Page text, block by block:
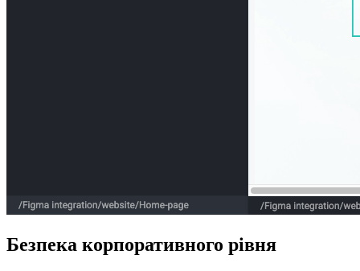
Безпека корпоративного рівня